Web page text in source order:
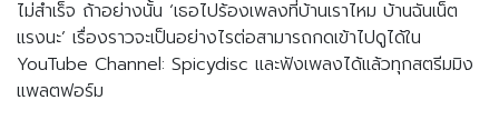
ไม่สำเร็จ ถ้าอย่างนั้น ‘เธอไปร้องเพลงที่บ้านเราไหม บ้านฉันเน็ต
แรงนะ’ เรื่องราวจะเป็นอย่างไรต่อสามารถกดเข้าไปดูได้ใน
YouTube Channel: Spicydisc และฟังเพลงได้แล้วทุกสตรีมมิง
แพลตฟอร์ม